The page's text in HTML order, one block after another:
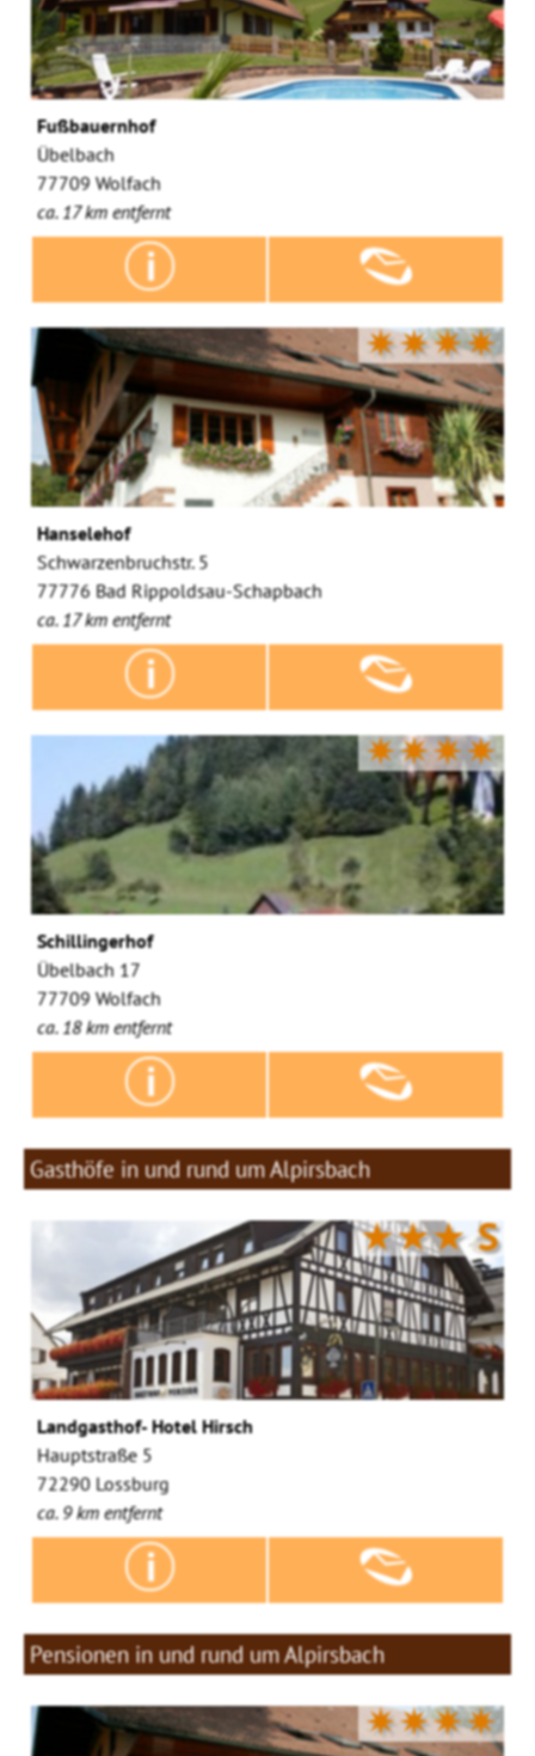
Fußbauernhof
Übelbach
77709 Wolfach
ca. 17 km entfernt
✷✷✷✷
Hanselehof
Schwarzenbruchstr. 5
77776 Bad Rippoldsau-Schapbach
ca. 17 km entfernt
✷✷✷✷
Schillingerhof
Übelbach 17
77709 Wolfach
ca. 18 km entfernt
Gasthöfe in und rund um Alpirsbach
★★★S
Landgasthof- Hotel Hirsch
Hauptstraße 5
72290 Lossburg
ca. 9 km entfernt
Pensionen in und rund um Alpirsbach
✷✷✷✷